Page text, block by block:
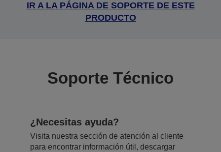
IR A LA PÁGINA DE SOPORTE DE ESTE
PRODUCTO
Soporte Técnico
¿Necesitas ayuda?
Visita nuestra sección de atención al cliente
para encontrar información útil, descargar